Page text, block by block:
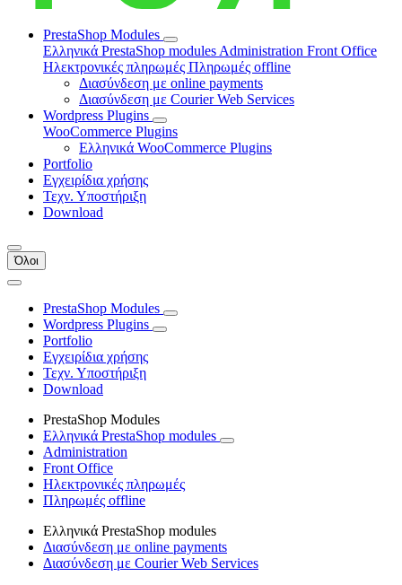
PrestaShop Modules
Ελληνικά PrestaShop modules Administration Front Office
Ηλεκτρονικές πληρωμές Πληρωμές offline
Διασύνδεση με online payments
Διασύνδεση με Courier Web Services
Wordpress Plugins
WooCommerce Plugins
Ελληνικά WooCommerce Plugins
Portfolio
Εγχειρίδια χρήσης
Τεχν. Υποστήριξη
Download
Όλοι
PrestaShop Modules
Wordpress Plugins
Portfolio
Εγχειρίδια χρήσης
Τεχν. Υποστήριξη
Download
PrestaShop Modules
Ελληνικά PrestaShop modules
Administration
Front Office
Ηλεκτρονικές πληρωμές
Πληρωμές offline
Ελληνικά PrestaShop modules
Διασύνδεση με online payments
Διασύνδεση με Courier Web Services